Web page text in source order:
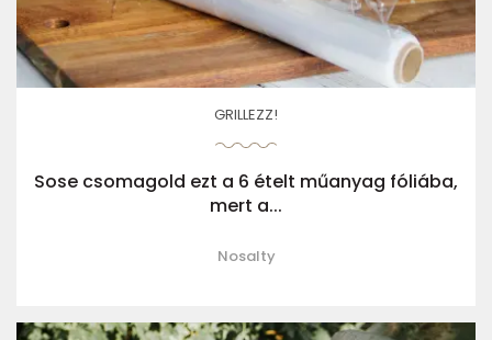
GRILLEZZ!
Sose csomagold ezt a 6 ételt műanyag fóliába,
mert a...
Nosalty